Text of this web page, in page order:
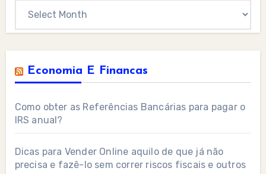
Economia E Financas
Como obter as Referências Bancárias para pagar o
IRS anual?
Dicas para Vender Online aquilo de que já não
precisa e fazê-lo sem correr riscos fiscais e outros